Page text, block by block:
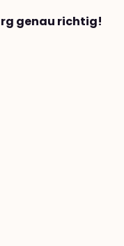
genau richtig!